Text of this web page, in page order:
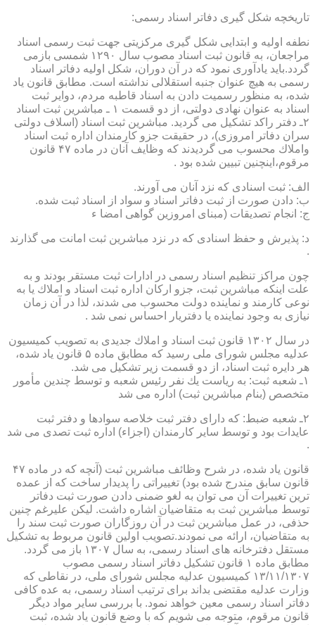
تاریخچه شكل گیری دفاتر اسناد رسمی:
نطفه اولیه و ابتدایی شكل گیری مركزیتی جهت ثبت رسمی اسناد
مراجعان، به قانون ثبت اسناد مصوب سال ۱۲۹۰ شمسی بازمی
گردد.باید یادآوری نمود كه در آن دوران، شكل اولیه دفاتر اسناد
رسمی به هیچ عنوان جنبه استقلالی نداشته است. مطابق قانون یاد
شده، به منظور رسمیت دادن به اسناد قاطبه مردم، دوایر ثبت
اسناد به عنوان نهادی دولتی، از دو قسمت ۱ ـ مباشرین ثبت اسناد
۲ـ دفتر راكد تشكیل می گردید. مباشرین ثبت اسناد (اسلاف دولتی
سران دفاتر امروزی)، در حقیقت جزو كارمندان اداره ثبت اسناد
واملاك محسوب می گردیدند كه وظایف آنان در ماده ۴۷ قانون
مرقوم،اینچنین تبیین شده بود .
الف: ثبت اسنادی كه نزد آنان می آورند.
ب: دادن صورت از ثبت دفاتر اسناد و سواد از اسناد ثبت شده.
ج: انجام تصدیقات (مبنای امروزین گواهی امضا ء
د: پذیرش و حفظ اسنادی كه در نزد مباشرین ثبت امانت می گذارند
.
چون مراكز تنظیم اسناد رسمی در ادارات ثبت مستقر بودند و به
علت اینكه مباشرین ثبت، جزو اركان اداره ثبت اسناد و املاك یا به
نوعی كارمند و نماینده دولت محسوب می شدند، لذا در آن زمان
نیازی به وجود نماینده یا دفتریار احساس نمی شد .
در سال ۱۳۰۲ قانون ثبت اسناد و املاك جدیدی به تصویب كمیسیون
عدلیه مجلس شورای ملی رسید كه مطابق ماده ۵ قانون یاد شده،
هر دایره ثبت اسناد، از دو قسمت زیر تشكیل می شد.
۱ـ شعبه ثبت: به ریاست یك نفر رئیس شعبه و توسط چندین مأمور
متخصص (بنام مباشرین ثبت) اداره می شد
۲ـ شعبه ضبط: كه دارای دفتر ثبت خلاصه سوادها و دفتر ثبت
عایدات بود و توسط سایر كارمندان (اجزاء) اداره ثبت تصدی می شد
.
قانون یاد شده، در شرح وظائف مباشرین ثبت (آنچه كه در ماده ۴۷
قانون سابق مندرج شده بود) تغییراتی را پدیدار ساخت كه از عمده
ترین تغییرات آن می توان به لغو ضمنی دادن صورت ثبت دفاتر
توسط مباشرین ثبت به متقاضیان اشاره داشت. لیكن علیرغم چنین
حذفی، در عمل مباشرین ثبت در آن روزگاران صورت ثبت سند را
به متقاضیان، ارائه می نمودند.تصویب اولین قانون مربوط به تشكیل
مستقل دفترخانه های اسناد رسمی، به سال ۱۳۰۷ باز می گردد.
مطابق ماده ۱ قانون تشكیل دفاتر اسناد رسمی مصوب
۱۳/۱۱/۱۳۰۷ كمیسیون عدلیه مجلس شورای ملی، در نقاطی كه
وزارت عدلیه مقتضی بداند برای ترتیب اسناد رسمی، به عده كافی
دفاتر اسناد رسمی معین خواهد نمود. با بررسی سایر مواد دیگر
قانون مرقوم، متوجه می شویم كه با وضع قانون یاد شده، ثبت